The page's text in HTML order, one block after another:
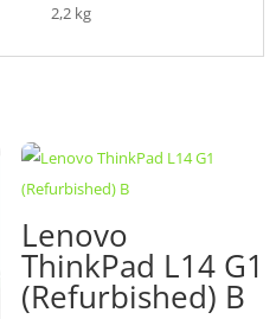
2,2 kg
Lenovo
ThinkPad L14 G1
(Refurbished) B